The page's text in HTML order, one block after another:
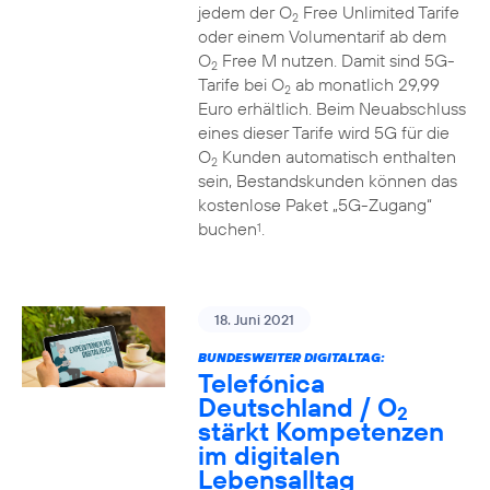
jedem der O2Free Unlimited Tarife
oder einem Volumentarif ab dem
O2Free M nutzen. Damit sind 5G-
Tarife bei O2ab monatlich 29,99
Euro erhältlich. Beim Neuabschluss
eines dieser Tarife wird 5G für die
O2Kunden automatisch enthalten
sein, Bestandskunden können das
kostenlose Paket „5G-Zugang“
buchen1.
18. Juni 2021
BUNDESWEITER DIGITALTAG:
Telefónica
Deutschland / O2
stärkt Kompetenzen
im digitalen
Lebensalltag